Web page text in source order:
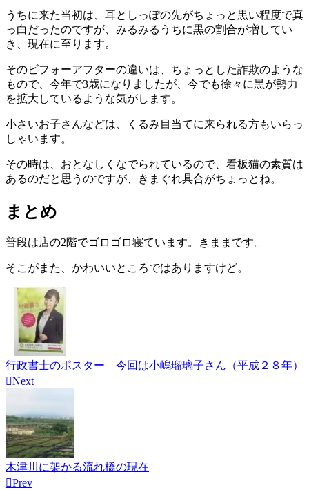
うちに来た当初は、耳としっぽの先がちょっと黒い程度で真
っ白だったのですが、みるみるうちに黒の割合が増してい
き、現在に至ります。
そのビフォーアフターの違いは、ちょっとした詐欺のような
もので、今年で3歳になりましたが、今でも徐々に黒が勢力
を拡大しているような気がします。
小さいお子さんなどは、くるみ目当てに来られる方もいらっ
しゃいます。
その時は、おとなしくなでられているので、看板猫の素質は
あるのだと思うのですが、きまぐれ具合がちょっとね。
まとめ
普段は店の2階でゴロゴロ寝ています。きままです。
そこがまた、かわいいところではありますけど。
行政書士のポスター 今回は小嶋瑠璃子さん（平成２８年）
Next
木津川に架かる流れ橋の現在
Prev